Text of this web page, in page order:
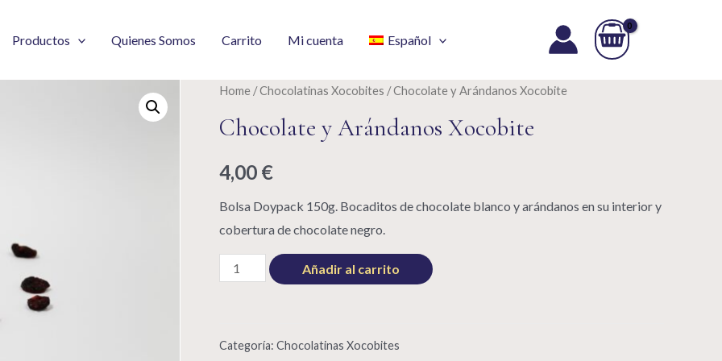
Productos Quienes Somos Carrito Mi cuenta Español
Home /Chocolatinas Xocobites / Chocolate y Arándanos Xocobite
Chocolate y Arándanos Xocobite
4,00 €
Bolsa Doypack 150g. Bocaditos de chocolate blanco y arándanos en su interior y
cobertura de chocolate negro.
Chocolate
Añadir al carrito
Categoría: Chocolatinas Xocobites